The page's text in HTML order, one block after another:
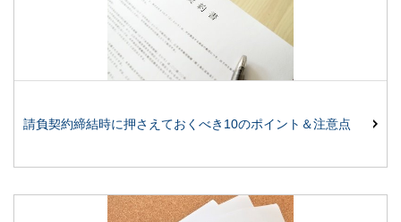
請負契約締結時に押さえておくべき10のポイント＆注意点